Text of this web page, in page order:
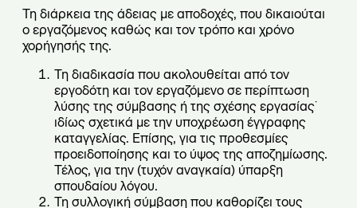
Τη διάρκεια της άδειας με αποδοχές, που δικαιούται
ο εργαζόμενος καθώς και τον τρόπο και χρόνο
χορήγησής της.
Τη διαδικασία που ακολουθείται από τον
εργοδότη και τον εργαζόμενο σε περίπτωση
λύσης της σύμβασης ή της σχέσης εργασίας˙
ιδίως σχετικά με την υποχρέωση έγγραφης
καταγγελίας. Επίσης, για τις προθεσμίες
προειδοποίησης και το ύψος της αποζημίωσης.
Τέλος, για την (τυχόν αναγκαία) ύπαρξη
σπουδαίου λόγου.
Τη συλλογική σύμβαση που καθορίζει τους